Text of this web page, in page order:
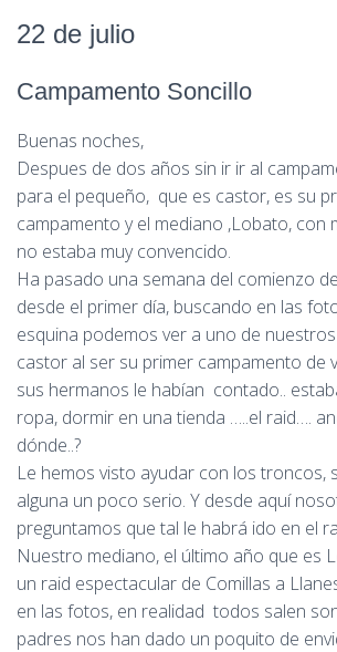
22 de julio
Campamento Soncillo
Buenas noches,
Despues de dos años sin ir ir al
para el pequeño, que es castor, es su
campamento y el mediano ,Lobato, con
no estaba muy convencido.
Ha pasado una semana del comienzo
desde el primer día, buscando en las
esquina podemos ver a uno de
castor al ser su primer campamento de
sus hermanos le habían contado..
ropa, dormir en una tienda …..el raid….
dónde..?
Le hemos visto ayudar con los troncos,
alguna un poco serio. Y desde aquí
preguntamos que tal le habrá ido en el
Nuestro mediano, el último año que es
un raid espectacular de Comillas a
en las fotos, en realidad todos salen
padres nos han dado un poquito de